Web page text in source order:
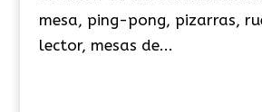
mesa, ping-pong, pizarras,
lector, mesas de...